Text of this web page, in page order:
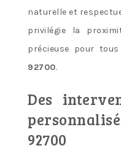
naturelle et
privilégie la
précieuse pour
92700.
Des
92700